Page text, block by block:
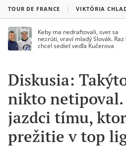
TOUR DE FRANCE VIKTÓRIA
Keby ma nedraftovali, svet sa
nezrúti, vraví mladý Slovák. Raz
chcel sedieť vedľa Kučerova
Diskusia:
nikto netipoval.
jazdci tímu,
prežitie v top